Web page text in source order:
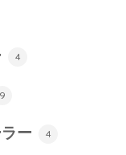
4
9
ー 4